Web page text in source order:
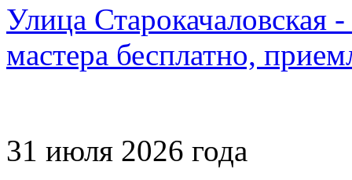
Улица Старокачаловская
мастера бесплатно,
31 июля 2026 года